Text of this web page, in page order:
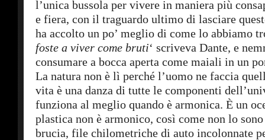
l’unica bussola per vivere in maniera più
e fiera, con il traguardo ultimo di lasciare
ha accolto un po’ meglio di come lo abbiamo
foste a viver come bruti‘ scriveva Dante, e
consumare a bocca aperta come maiali in un
La natura non è lì perché l’uomo ne faccia
vita è una danza di tutte le componenti
funziona al meglio quando è armonica. È un
plastica non è armonico, così come non lo
brucia, file chilometriche di auto incolonnate